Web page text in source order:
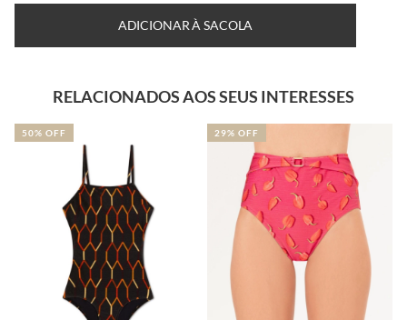
ADICIONAR À SACOLA
RELACIONADOS AOS SEUS INTERESSES
50% OFF 29% OFF